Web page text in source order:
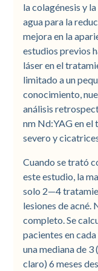
la colagénesis y
agua para la
mejora en la
estudios previos
láser en el
limitado a un
conocimiento,
análisis
nm Nd:YAG en el
severo y
Cuando se trató
este estudio, la
solo 2—4
lesiones de acné.
completo. Se
pacientes en
una mediana de
claro) 6 meses